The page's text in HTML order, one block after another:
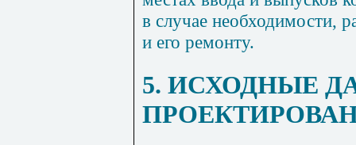
в случае необходимости,
и его ремонту.
5. ИСХОДНЫЕ